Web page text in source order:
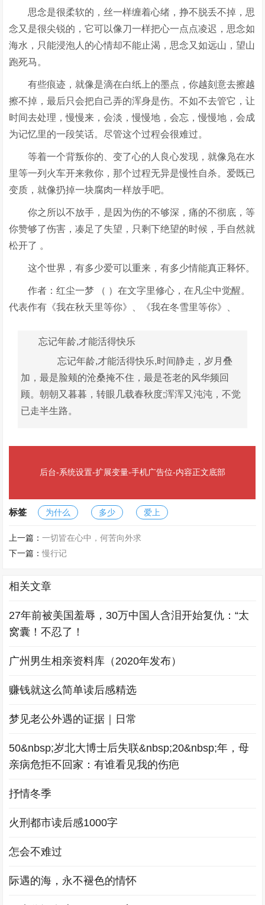
思念是很柔软的，丝一样缠着心绪，挣不脱丢不掉，思
念又是很尖锐的，它可以像刀一样把心一点点凌迟，思念如
海水，只能浸泡人的心情却不能止渴，思念又如远山，望山
跑死马。
有些痕迹，就像是滴在白纸上的墨点，你越刻意去擦越
擦不掉，最后只会把自己弄的浑身是伤。不如不去管它，让
时间去处理，慢慢来，会淡，慢慢地，会忘，慢慢地，会成
为记忆里的一段笑话。尽管这个过程会很难过。
等着一个背叛你的、变了心的人良心发现，就像凫在水
里等一列火车开来救你，那个过程无异是慢性自杀。爱既已
变质，就像扔掉一块腐肉一样放手吧。
你之所以不放手，是因为伤的不够深，痛的不彻底，等
你赞够了伤害，凑足了失望，只剩下绝望的时候，手自然就
松开了 。
这个世界，有多少爱可以重来，有多少情能真正释怀。
作者：红尘一梦 （ ）在文字里修心，在凡尘中觉醒。
代表作有《我在秋天里等你》、《我在冬雪里等你》、
忘记年龄,才能活得快乐
忘记年龄,才能活得快乐,时间静走，岁月叠
加，最是脸颊的沧桑掩不住，最是苍老的风华频回
顾。朝朝又暮暮，转眼几载春秋度;浑浑又沌沌，不觉
已走半生路。
后台-系统设置-扩展变量-手机广告位-内容正文底部
标签 为什么 多少 爱上
上一篇：一切皆在心中，何苦向外求
下一篇：慢行记
相关文章
27年前被美国羞辱，30万中国人含泪开始复仇：“太
窝囊！不忍了！
广州男生相亲资料库（2020年发布）
赚钱就这么简单读后感精选
梦见老公外遇的证据｜日常
50&nbsp;岁北大博士后失联&nbsp;20&nbsp;年，母
亲病危拒不回家：有谁看见我的伤疤
抒情冬季
火刑都市读后感1000字
怎会不难过
际遇的海，永不褪色的情怀